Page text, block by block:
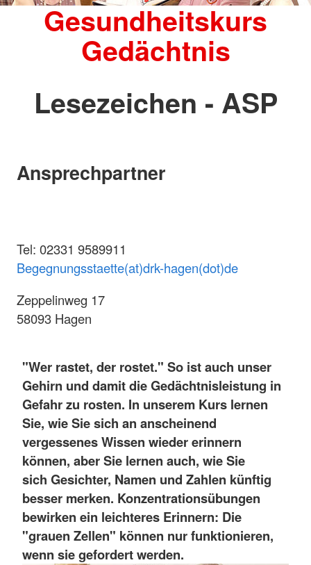
Gesundheitskurs
Gedächtnis
Lesezeichen - ASP
Ansprechpartner
Tel: 02331 9589911
Begegnungsstaette(at)drk-hagen(dot)de
Zeppelinweg 17
58093 Hagen
"Wer rastet, der rostet." So ist auch unser
Gehirn und damit die Gedächtnisleistung in
Gefahr zu rosten. In unserem Kurs lernen
Sie, wie Sie sich an anscheinend
vergessenes Wissen wieder erinnern
können, aber Sie lernen auch, wie Sie
sich Gesichter, Namen und Zahlen künftig
besser merken. Konzentrationsübungen
bewirken ein leichteres Erinnern: Die
"grauen Zellen" können nur funktionieren,
wenn sie gefordert werden.